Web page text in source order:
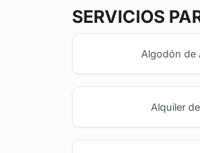
SERVICIOS
Algodón de
Alquiler